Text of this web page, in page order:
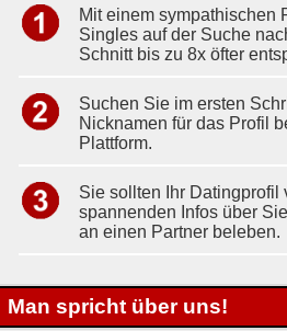
Mit einem sympathischen
Singles auf der Suche
Schnitt bis zu 8x öfter
Suchen Sie im ersten
Nicknamen für das Profil
Plattform.
Sie sollten Ihr Datingprofil
spannenden Infos über
an einen Partner beleben.
Man spricht über uns!